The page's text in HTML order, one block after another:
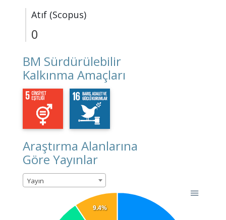
Atıf (Scopus)
0
BM Sürdürülebilir
Kalkınma Amaçları
Araştırma Alanlarına
Göre Yayınlar
Yayın
9.4%